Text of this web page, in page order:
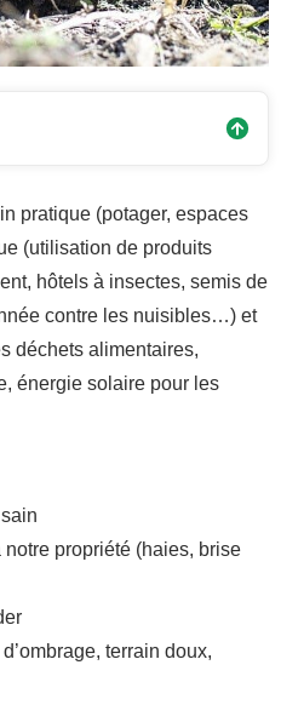
pratique (potager, espaces
(utilisation de produits
hôtels à insectes, semis de
contre les nuisibles…) et
déchets alimentaires,
énergie solaire pour les
notre propriété (haies, brise
terrain doux,